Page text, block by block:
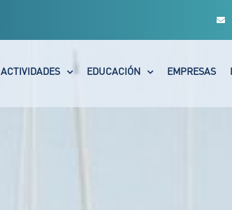
ACTIVIDADES EDUCACIÓN EMPRESAS